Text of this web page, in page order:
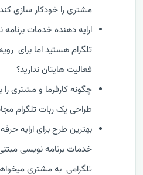
مشتری را خودکار سازی
تلگرام هستید اما برای
فعالیت هایتان ندارید؟
چگونه کارفرما و مشتری
طراحی یک ربات تلگرام
بهترین طرح برای ارایه
خدمات برنامه نویسی
تلگرامی به مشتری